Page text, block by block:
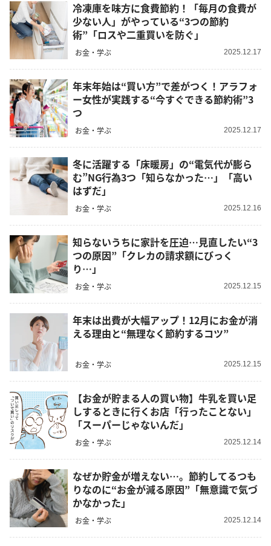
冷凍庫を味方に食費節約！「毎月の食費が
少ない人」がやっている“3つの節約
術”「ロスや二重買いを防ぐ」
お金・学ぶ 2025.12.17
年末年始は“買い方”で差がつく！アラフォ
ー女性が実践する“今すぐできる節約術”3
つ
お金・学ぶ 2025.12.17
冬に活躍する「床暖房」の“電気代が膨ら
む”NG行為3つ「知らなかった…」「高い
はずだ」
お金・学ぶ 2025.12.16
知らないうちに家計を圧迫…見直したい“3
つの原因”「クレカの請求額にびっく
り…」
お金・学ぶ 2025.12.15
年末は出費が大幅アップ！12月にお金が消
える理由と“無理なく節約するコツ”
お金・学ぶ 2025.12.15
【お金が貯まる人の買い物】牛乳を買い足
しするときに行くお店「行ったことない」
「スーパーじゃないんだ」
お金・学ぶ 2025.12.14
なぜか貯金が増えない…。節約してるつも
りなのに“お金が減る原因”「無意識で気づ
かなかった」
お金・学ぶ 2025.12.14